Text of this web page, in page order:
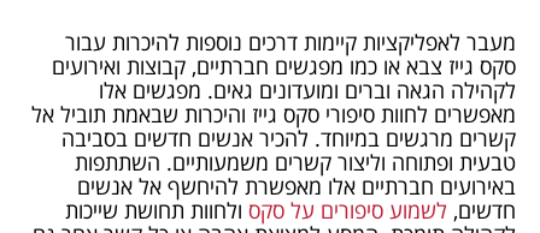
מעבר לאפליקציות קיימות דרכים נוספות להיכרות עבור
סקס גייז צבא או כמו מפגשים חברתיים, קבוצות ואירועים
לקהילה הגאה וברים ומועדונים גאים. מפגשים אלו
מאפשרים לחוות סיפורי סקס גייז והיכרות שבאמת תוביל אל
קשרים מרגשים במיוחד. להכיר אנשים חדשים בסביבה
טבעית ופתוחה וליצור קשרים משמעותיים. השתתפות
באירועים חברתיים אלו מאפשרת להיחשף אל אנשים
חדשים, לשמוע סיפורים על סקס ולחוות תחושת שייכות